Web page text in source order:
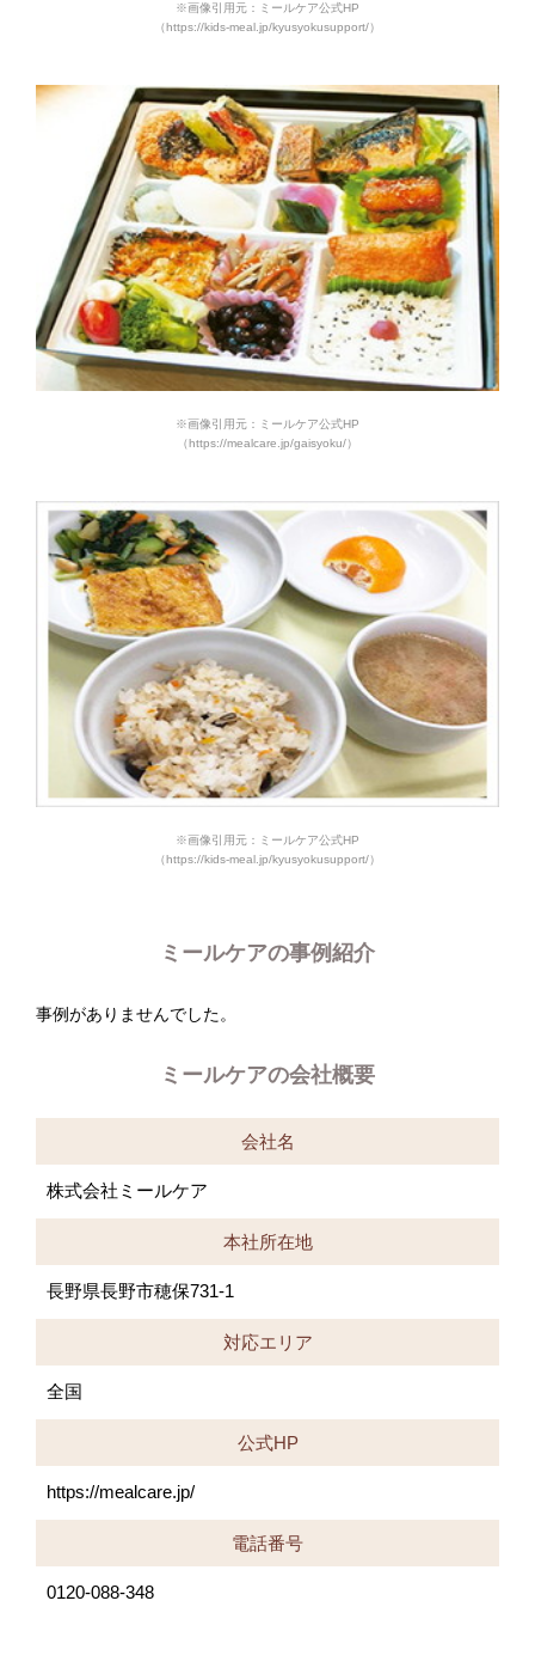
※画像引用元：ミールケア公式HP
（https://kids-meal.jp/kyusyokusupport/）
※画像引用元：ミールケア公式HP
（https://mealcare.jp/gaisyoku/）
※画像引用元：ミールケア公式HP
（https://kids-meal.jp/kyusyokusupport/）
ミールケアの事例紹介
事例がありませんでした。
ミールケアの会社概要
会社名
株式会社ミールケア
本社所在地
長野県長野市穂保731-1
対応エリア
全国
公式HP
https://mealcare.jp/
電話番号
0120-088-348